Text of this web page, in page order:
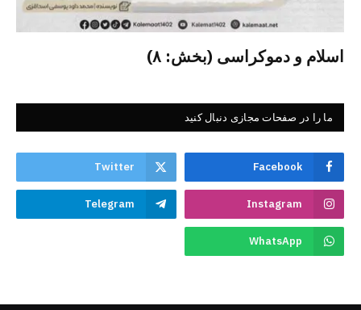
اسلام و دموکراسی (بخش: ۸)
ما را در صفحات مجازی دنبال کنید
Facebook
Twitter
Instagram
Telegram
WhatsApp